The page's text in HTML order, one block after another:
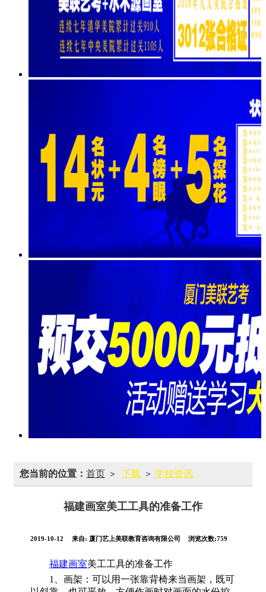
您当前的位置： 首页 > 下载 > 学校资讯
福建画室美工工具的准备工作
2019-10-12 来自: 厦门艺上美联教育咨询有限公司 浏览次数:759
福建画室美工工具的准备工作
1、画架：可以用一张靠背椅来当画架，既可